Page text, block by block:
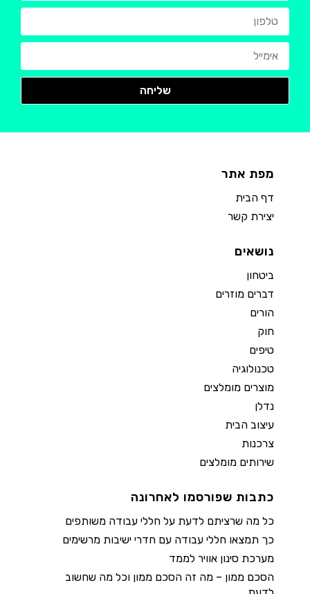
מפת אתר
דף הבית
יצירת קשר
נושאים
ביטחון
דברים מוזרים
הורים
חוק
טיפים
טכנולוגיה
מוצרים מומלצים
נדלן
עיצוב הבית
צרכנות
שירותים מומלצים
כתבות שפורסמו לאחרונה
כל מה שרציתם לדעת על חללי עבודה משותפים
כך תמצאו חללי עבודה עם חדרי ישיבות מרשימים
מערכת סינון אוויר לממד
הסכם ממון – מה זה הסכם ממון וכל מה שחשוב